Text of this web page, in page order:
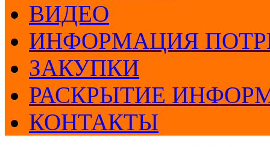
ВИДЕО
ИНФОРМАЦИЯ
ЗАКУПКИ
РАСКРЫТИЕ
КОНТАКТЫ